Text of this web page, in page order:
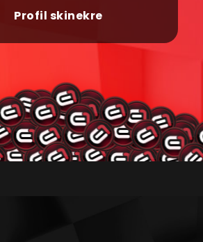
Profil skinekre